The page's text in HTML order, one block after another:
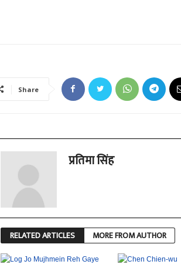
Share
प्रतिमा सिंह
RELATED ARTICLES MORE FROM AUTHOR